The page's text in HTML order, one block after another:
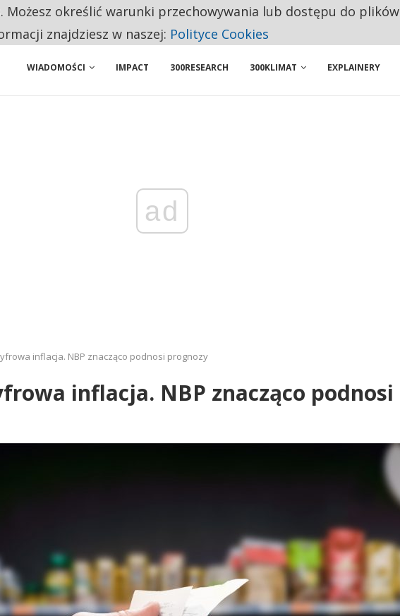
WIELU KANDYDATÓW NIE ROZPOCZYNA PRACY
WIADOMOŚCI IMPACT 300RESEARCH 300KLIMAT EXPLAINERY
ad
inflacja. NBP znacząco podnosi prognozy
inflacja. NBP znacząco
Możesz określić warunki przechowywania lub dostępu do
znajdziesz w naszej: Polityce Cookies